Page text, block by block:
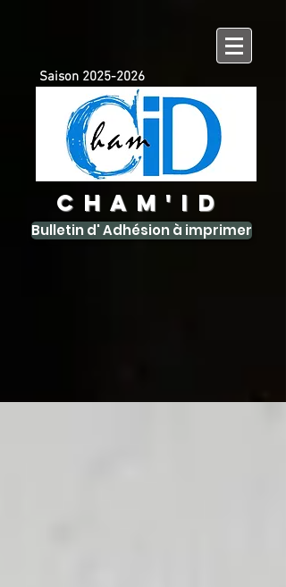
Saison 2025-2026
CHAM'ID
Bulletin d' Adhésion à imprimer